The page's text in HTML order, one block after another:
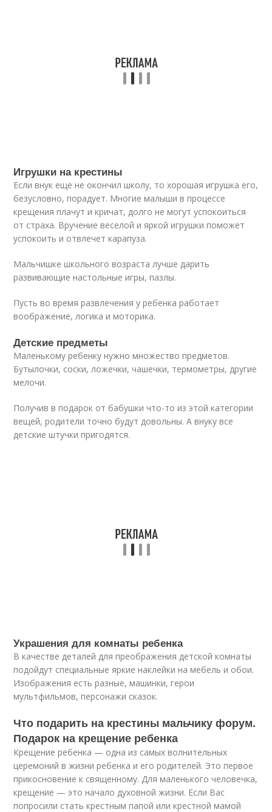
Игрушки на крестины
Если внук еще не окончил школу, то хорошая игрушка его,
безусловно, порадует. Многие малыши в процессе
крещения плачут и кричат, долго не могут успокоиться
от страха. Вручение веселой и яркой игрушки поможет
успокоить и отвлечет карапуза.
Мальчишке школьного возраста лучше дарить
развивающие настольные игры, пазлы.
Пусть во время развлечения у ребенка работает
воображение, логика и моторика.
Детские предметы
Маленькому ребенку нужно множество предметов.
Бутылочки, соски, ложечки, чашечки, термометры, другие
мелочи.
Получив в подарок от бабушки что-то из этой категории
вещей, родители точно будут довольны. А внуку все
детские штучки пригодятся.
Украшения для комнаты ребенка
В качестве деталей для преображения детской комнаты
подойдут специальные яркие наклейки на мебель и обои.
Изображения есть разные, машинки, герои
мультфильмов, персонажи сказок.
Что подарить на крестины мальчику форум.
Подарок на крещение ребенка
Крещение ребенка — одна из самых волнительных
церемоний в жизни ребенка и его родителей. Это первое
прикосновение к священному. Для маленького человечка,
крещение — это начало духовной жизни. Если Вас
попросили стать крестным папой или крестной мамой